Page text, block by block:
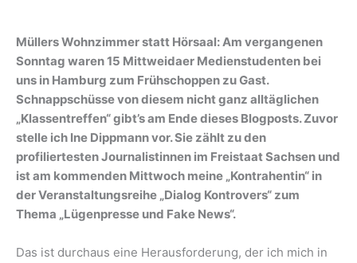
Müllers Wohnzimmer statt Hörsaal: Am vergangenen
Sonntag waren 15 Mittweidaer Medienstudenten bei
uns in Hamburg zum Frühschoppen zu Gast.
Schnappschüsse von diesem nicht ganz alltäglichen
„Klassentreffen“ gibt’s am Ende dieses Blogposts. Zuvor
stelle ich Ine Dippmann vor. Sie zählt zu den
profiliertesten Journalistinnen im Freistaat Sachsen und
ist am kommenden Mittwoch meine „Kontrahentin“ in
der Veranstaltungsreihe „Dialog Kontrovers“ zum
Thema „Lügenpresse und Fake News“.
Das ist durchaus eine Herausforderung, der ich mich in